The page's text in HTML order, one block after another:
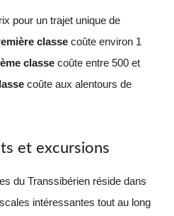
pour un trajet unique de
classe coûte environ 1
classe coûte entre 500 et
coûte aux alentours de
et excursions
du Transsibérien réside dans
intéressantes tout au long